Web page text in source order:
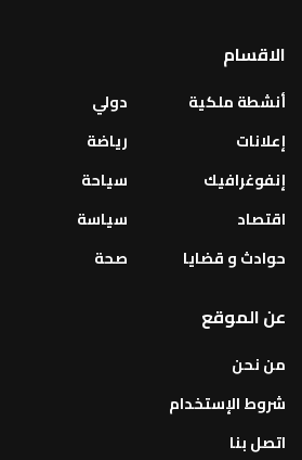
الاقسام
أنشطة ملكية
إعلانات
إنفوغرافيك
اقتصاد
حوادث و قضايا
دولي
رياضة
سياحة
سياسة
صحة
عن الموقع
من نحن
شروط الإستخدام
اتصل بنا